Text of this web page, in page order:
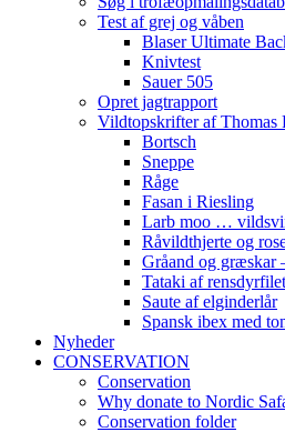
Test af grej og våben
Blaser Ultimate
Knivtest
Sauer 505
Opret jagtrapport
Vildtopskrifter af Thomas
Bortsch
Sneppe
Råge
Fasan i Riesling
Larb moo …
Råvildthjerte og
Gråand og græskar
Tataki af rensdyrfilet
Saute af elginderlår
Spansk ibex med
Nyheder
CONSERVATION
Conservation
Why donate to Nordic
Conservation folder